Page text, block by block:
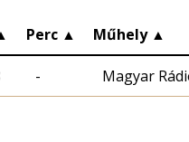
Perc ▲ Műhely ▲
- Magyar